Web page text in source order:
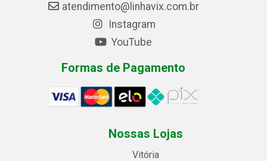
atendimento@linhavix.com.br
Instagram
YouTube
Formas de Pagamento
Nossas Lojas
Vitória